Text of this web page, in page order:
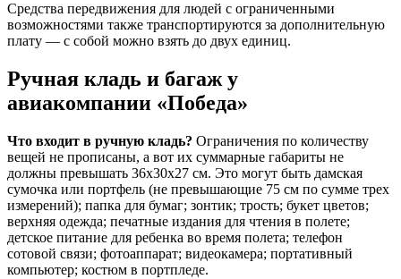
Средства передвижения для людей с ограниченными
возможностями также транспортируются за дополнительную
плату — с собой можно взять до двух единиц.
Ручная кладь и багаж у
авиакомпании «Победа»
Что входит в ручную кладь? Ограничения по количеству
вещей не прописаны, а вот их суммарные габариты не
должны превышать 36x30x27 см. Это могут быть дамская
сумочка или портфель (не превышающие 75 см по сумме трех
измерений); папка для бумаг; зонтик; трость; букет цветов;
верхняя одежда; печатные издания для чтения в полете;
детское питание для ребенка во время полета; телефон
сотовой связи; фотоаппарат; видеокамера; портативный
компьютер; костюм в портпледе.